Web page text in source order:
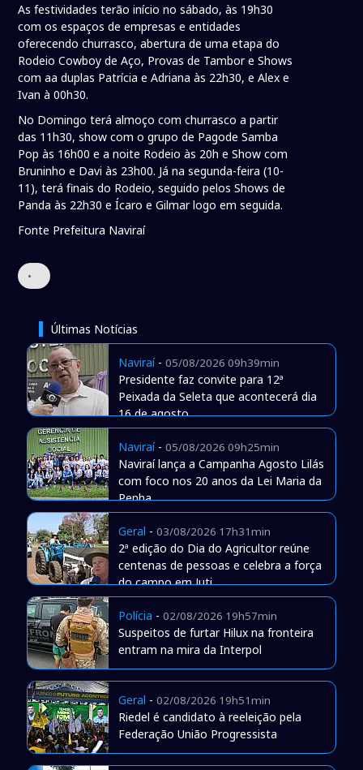
As festividades terão início no sábado, às 19h30
com os espaços de empresas e entidades
oferecendo churrasco, abertura de uma etapa do
Rodeio Cowboy de Aço, Provas de Tambor e Shows
com aa duplas Patrícia e Adriana às 22h30, e Alex e
Ivan à 00h30.
No Domingo terá almoço com churrasco a partir
das 11h30, show com o grupo de Pagode Samba
Pop às 16h00 e a noite Rodeio às 20h e Show com
Bruninho e Davi às 23h00. Já na segunda-feira (10-
11), terá finais do Rodeio, seguido pelos Shows de
Panda às 22h30 e Ícaro e Gilmar logo em seguida.
Fonte Prefeitura Naviraí
•
Últimas Notícias
Naviraí- 05/08/2026 09h39min
Presidente faz convite para 12ª
Peixada da Seleta que acontecerá dia
16 de agosto
Naviraí- 05/08/2026 09h25min
Naviraí lança a Campanha Agosto Lilás
com foco nos 20 anos da Lei Maria da
Penha
Geral - 03/08/2026 17h31min
2ª edição do Dia do Agricultor reúne
centenas de pessoas e celebra a força
do campo em Juti
Polícia - 02/08/2026 19h57min
Suspeitos de furtar Hilux na fronteira
entram na mira da Interpol
Geral - 02/08/2026 19h51min
Riedel é candidato à reeleição pela
Federação União Progressista